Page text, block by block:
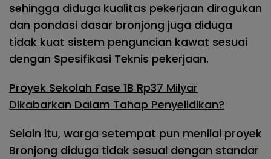
sehingga diduga kualitas pekerjaan diragukan
dan pondasi dasar bronjong juga diduga
tidak kuat sistem penguncian kawat sesuai
dengan Spesifikasi Teknis pekerjaan.
Proyek Sekolah Fase 1B Rp37 Milyar
Dikabarkan Dalam Tahap Penyelidikan?
Selain itu, warga setempat pun menilai proyek
Bronjong diduga tidak sesuai dengan standar